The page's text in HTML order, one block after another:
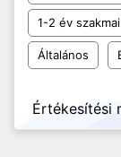
1-2 év
Általános
Értékesítési